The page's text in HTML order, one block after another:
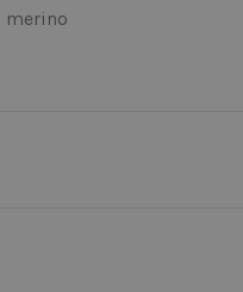
merino